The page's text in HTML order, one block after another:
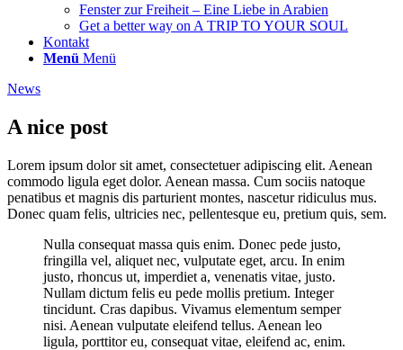
Fenster zur Freiheit – Eine Liebe in Arabien
Get a better way on A TRIP TO YOUR SOUL
Kontakt
Menü Menü
News
A nice post
Lorem ipsum dolor sit amet, consectetuer adipiscing elit. Aenean
commodo ligula eget dolor. Aenean massa. Cum sociis natoque
penatibus et magnis dis parturient montes, nascetur ridiculus mus.
Donec quam felis, ultricies nec, pellentesque eu, pretium quis, sem.
Nulla consequat massa quis enim. Donec pede justo,
fringilla vel, aliquet nec, vulputate eget, arcu. In enim
justo, rhoncus ut, imperdiet a, venenatis vitae, justo.
Nullam dictum felis eu pede mollis pretium. Integer
tincidunt. Cras dapibus. Vivamus elementum semper
nisi. Aenean vulputate eleifend tellus. Aenean leo
ligula, porttitor eu, consequat vitae, eleifend ac, enim.